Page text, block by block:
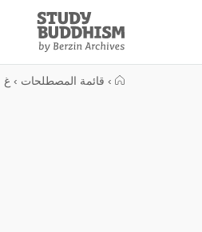
Study
Buddhism
Home
› قائمة المصطلحات › غ